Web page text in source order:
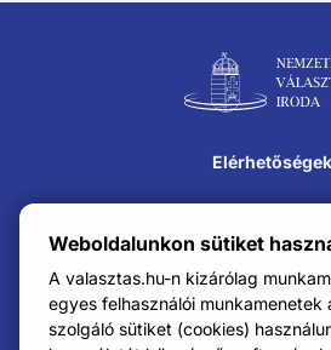
Weboldalunkon sütiket
A valasztas.hu-n kizárólag
egyes felhasználói munkamenetek
szolgáló sütiket (cookies)
Lábléc navigáció
Elérhetőségek
Impresszum
Karrier